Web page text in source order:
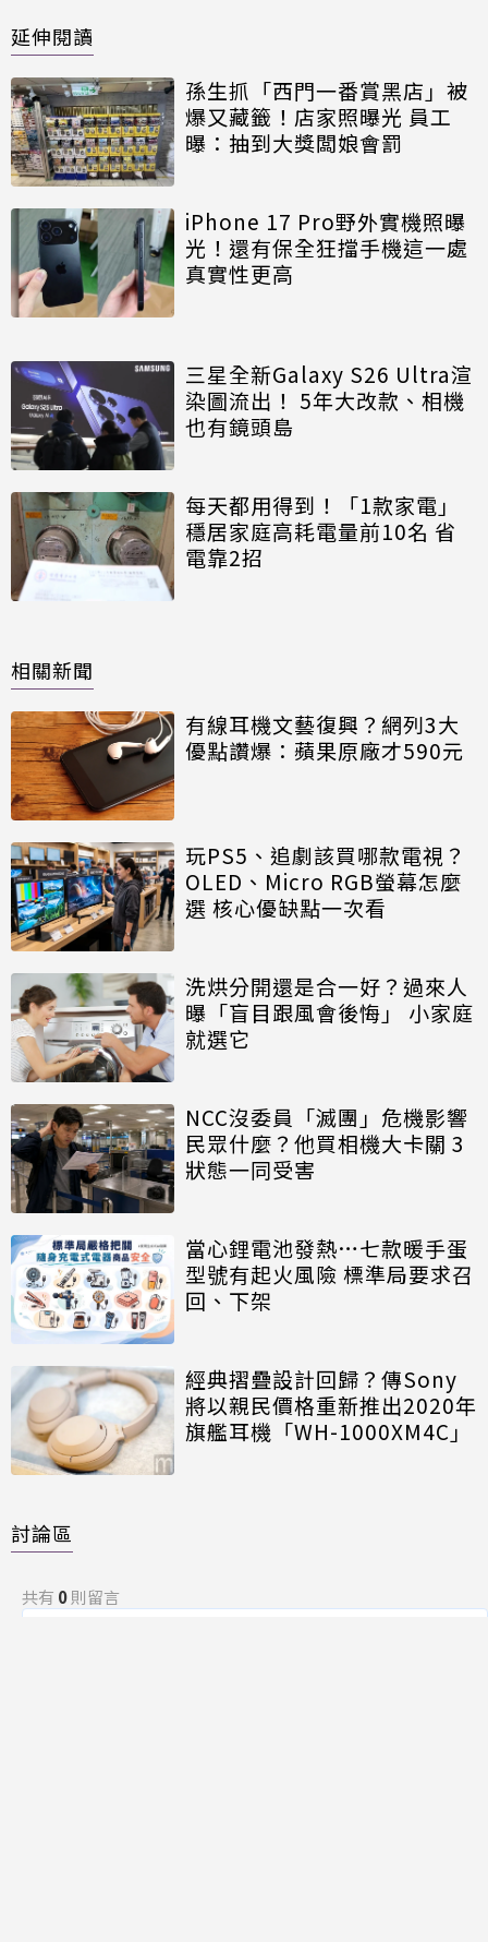
延伸閱讀
孫生抓「西門一番賞黑店」被
爆又藏籤！店家照曝光 員工
曝：抽到大獎闆娘會罰
iPhone 17 Pro野外實機照曝
光！還有保全狂擋手機這一處
真實性更高
三星全新Galaxy S26 Ultra渲
染圖流出！ 5年大改款、相機
也有鏡頭島
每天都用得到！「1款家電」
穩居家庭高耗電量前10名 省
電靠2招
相關新聞
有線耳機文藝復興？網列3大
優點讚爆：蘋果原廠才590元
玩PS5、追劇該買哪款電視？
OLED、Micro RGB螢幕怎麼
選 核心優缺點一次看
洗烘分開還是合一好？過來人
曝「盲目跟風會後悔」 小家庭
就選它
NCC沒委員「滅團」危機影響
民眾什麼？他買相機大卡關 3
狀態一同受害
當心鋰電池發熱…七款暖手蛋
型號有起火風險 標準局要求召
回、下架
經典摺疊設計回歸？傳Sony
將以親民價格重新推出2020年
旗艦耳機「WH-1000XM4C」
討論區
共有 0則留言